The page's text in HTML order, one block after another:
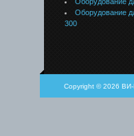
Оборудование
300
Copyright © 2026